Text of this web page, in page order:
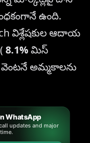
ఉంది.
విశ్లేషకుల ఆదాయ
8.1%మిస్
అమ్మకాలను
WhatsApp
updates and major